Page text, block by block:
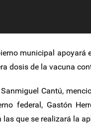
municipal apoyará
dosis de la vacuna
Cantú,
federal, Gastón
que se realizará la